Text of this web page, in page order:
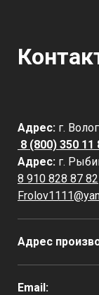
Адрес: г.
8 (800) 350 11
Адрес: г.
8 910 828 87 82
Адрес
Email: